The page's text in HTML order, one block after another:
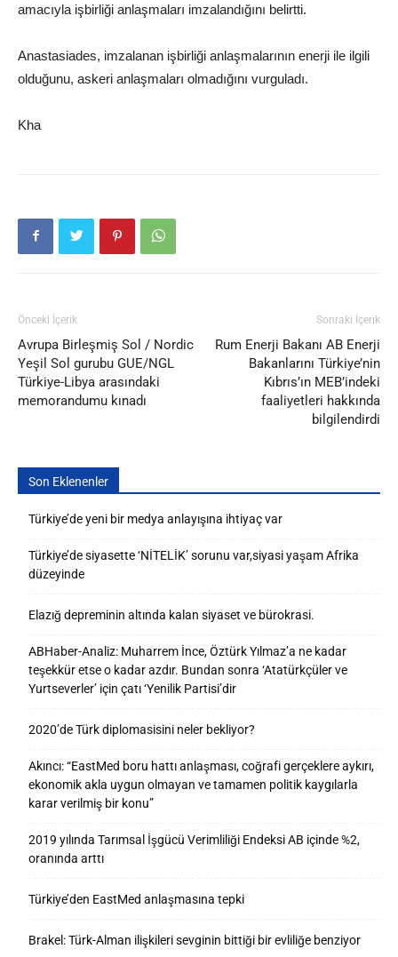
amacıyla işbirliği anlaşmaları imzalandığını belirtti.
Anastasiades, imzalanan işbirliği anlaşmalarının enerji ile ilgili
olduğunu, askeri anlaşmaları olmadığını vurguladı.
Kha
Önceki İçerik
Avrupa Birleşmiş Sol / Nordic
Yeşil Sol gurubu GUE/NGL
Türkiye-Libya arasındaki
memorandumu kınadı
Sonraki İçerik
Rum Enerji Bakanı AB Enerji
Bakanlarını Türkiye’nin
Kıbrıs’ın MEB’indeki
faaliyetleri hakkında
bilgilendirdi
Son Eklenenler
Türkiye’de yeni bir medya anlayışına ihtiyaç var
Türkiye’de siyasette ‘NİTELİK’ sorunu var,siyasi yaşam Afrika
düzeyinde
Elazığ depreminin altında kalan siyaset ve bürokrasi.
ABHaber-Analiz: Muharrem İnce, Öztürk Yılmaz’a ne kadar
teşekkür etse o kadar azdır. Bundan sonra ‘Atatürkçüler ve
Yurtseverler’ için çatı ‘Yenilik Partisi’dir
2020’de Türk diplomasisini neler bekliyor?
Akıncı: “EastMed boru hattı anlaşması, coğrafi gerçeklere aykırı,
ekonomik akla uygun olmayan ve tamamen politik kaygılarla
karar verilmiş bir konu”
2019 yılında Tarımsal İşgücü Verimliliği Endeksi AB içinde %2,
oranında arttı
Türkiye’den EastMed anlaşmasına tepki
Brakel: Türk-Alman ilişkileri sevginin bittiği bir evliliğe benziyor